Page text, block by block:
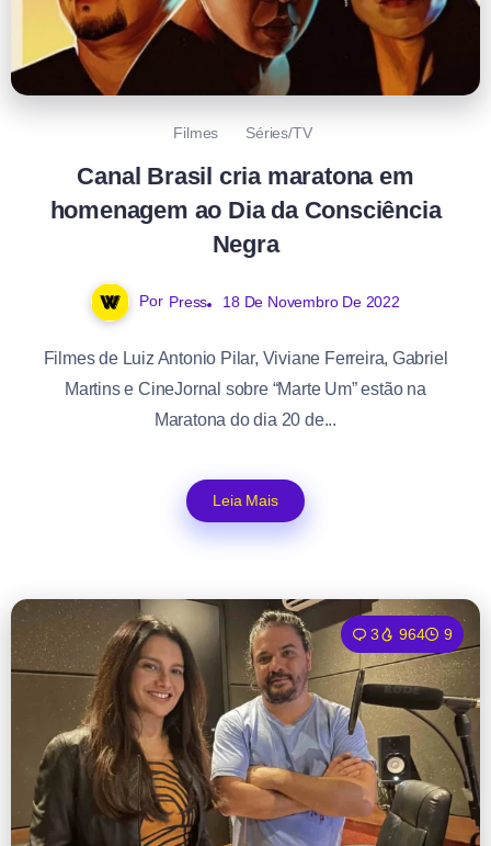
Filmes Séries/TV
Canal Brasil cria maratona em
homenagem ao Dia da Consciência
Negra
Por Press 18 De Novembro De 2022
Filmes de Luiz Antonio Pilar, Viviane Ferreira, Gabriel
Martins e CineJornal sobre “Marte Um” estão na
Maratona do dia 20 de...
Leia Mais
3 964 9